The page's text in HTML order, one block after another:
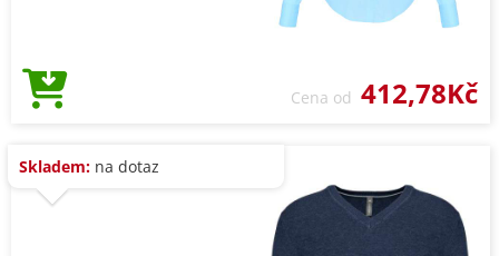
Cena od 412,78Kč
Skladem: na dotaz